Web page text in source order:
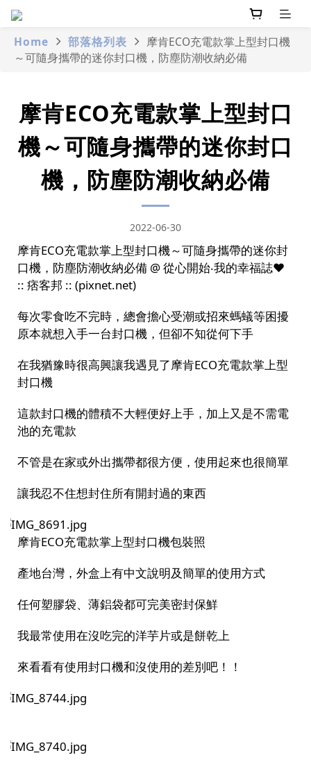
Home 部落格列表
摩肯ECO充電款掌上型封口機
～可隨身攜帶的迷你封口機，防塵防潮收納必備
摩肯ECO充電款掌上型封口
機～可隨身攜帶的迷你封口
機，防塵防潮收納必備
2022-06-30
摩肯ECO充電款掌上型封口機～可隨身攜帶的迷你封
口機，防塵防潮收納必備 @ 從心開始‧我的幸福誌♥
:: 痞客邦 :: (pixnet.net)
每次零食吃不完時，總會擔心受潮或招來螞蟻等困擾
原本就想入手一台封口機，但卻不知從何下手
在我猶豫時很高興讓我遇見了摩肯ECO充電款掌上型
封口機
這款封口機的體積不大輕便好上手，加上又是不需電
池的充電款
不管是在家或外出攜帶都很方便，使用起來也很簡單
讓我忍不住想封住所有開封過的東西
摩肯ECO充電款掌上型封口機包裝照
產地台灣，外盒上有中文說明及簡單的使用方式
任何塑膠袋、薄鋁袋都可完美密封保鮮
我最常使用在沒吃完的洋芋片或是餅乾上
來看看有使用封口機和沒使用的差別吧！！